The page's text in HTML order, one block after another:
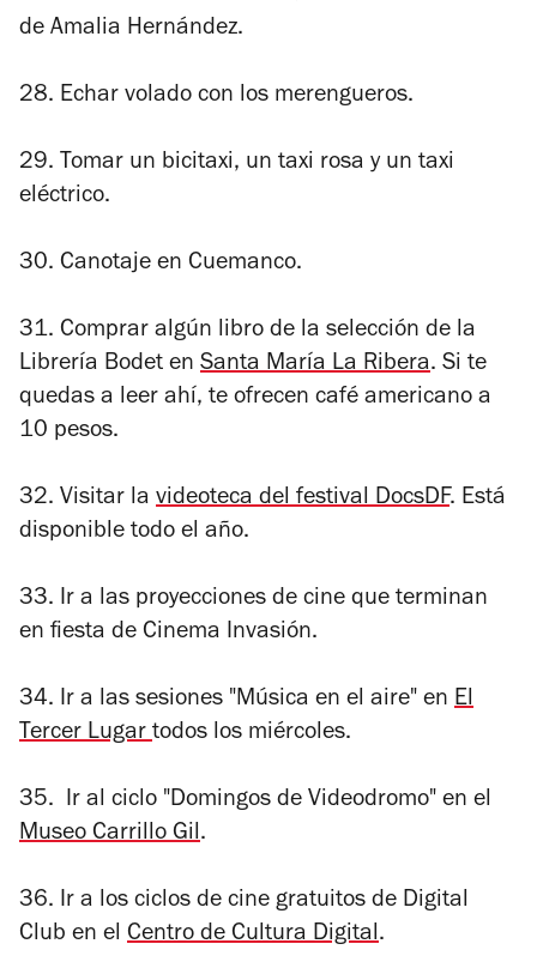
de Amalia Hernández.
28. Echar volado con los merengueros.
29. Tomar un bicitaxi, un taxi rosa y un taxi
eléctrico.
30. Canotaje en Cuemanco.
31. Comprar algún libro de la selección de la
Librería Bodet en Santa María La Ribera. Si te
quedas a leer ahí, te ofrecen café americano a
10 pesos.
32. Visitar la videoteca del festival DocsDF. Está
disponible todo el año.
33. Ir a las proyecciones de cine que terminan
en fiesta de Cinema Invasión.
34. Ir a las sesiones "Música en el aire" en El
Tercer Lugartodos los miércoles.
35. Ir al ciclo "Domingos de Videodromo" en el
Museo Carrillo Gil.
36. Ir a los ciclos de cine gratuitos de Digital
Club en el Centro de Cultura Digital.